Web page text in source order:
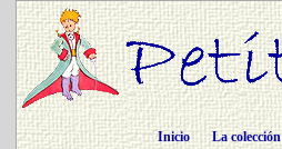
Inicio La colección